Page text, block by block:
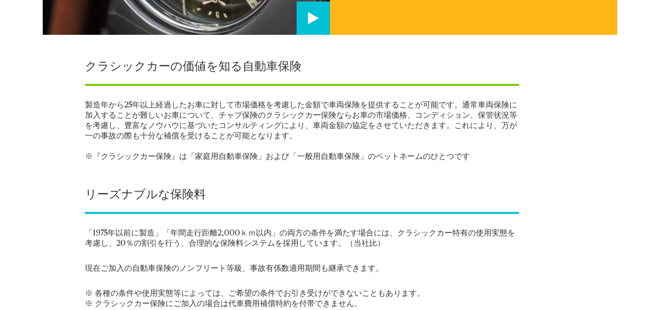
クラシックカーの価値を知る自動車保険
製造年から25年以上経過したお車に対して市場価格を考慮した金額で車両保険を提供することが可能です。通常車両保険に
加入することが難しいお車について、チャブ保険のクラシックカー保険ならお車の市場価格、コンディション、保管状況等
を考慮し、豊富なノウハウに基づいたコンサルティングにより、車両金額の協定をさせていただきます。これにより、万が
一の事故の際も十分な補償を受けることが可能となります。
※『クラシックカー保険』は「家庭用自動車保険」および「一般用自動車保険」のペットネームのひとつです
リーズナブルな保険料
「1975年以前に製造」「年間走行距離2,000ｋｍ以内」の両方の条件を満たす場合には、クラシックカー特有の使用実態を
考慮し、20％の割引を行う、合理的な保険料システムを採用しています。（当社比）
現在ご加入の自動車保険のノンフリート等級、事故有係数適用期間も継承できます。
※ 各種の条件や使用実態等によっては、ご希望の条件でお引き受けができないこともあります。
※ クラシックカー保険にご加入の場合は代車費用補償特約を付帯できません。